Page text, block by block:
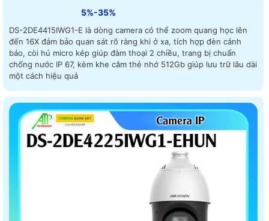
5%-35%
DS-2DE4415IWG1-E là dòng camera có thể zoom quang học lên
đến 16X đảm bảo quan sát rõ ràng khi ở xa, tích hợp đèn cảnh
báo, còi hú micro kép giúp đàm thoại 2 chiều, trang bị chuẩn
chống nước IP 67, kèm khe cắm thẻ nhớ 512Gb giúp lưu trữ lâu dài
một cách hiệu quả